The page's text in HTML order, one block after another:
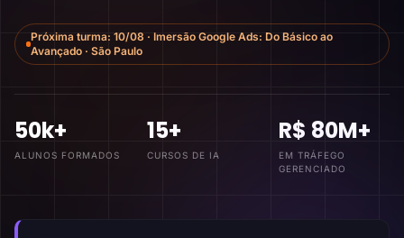
Próxima turma: 10/08 · Imersão Google Ads: Do Básico ao
Avançado · São Paulo
50k+
ALUNOS FORMADOS
15+
CURSOS DE IA
R$ 80M+
EM TRÁFEGO
GERENCIADO